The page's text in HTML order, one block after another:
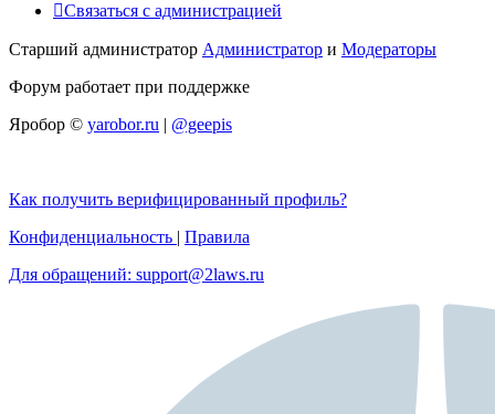
Связаться с администрацией
Старший администратор Администратор и Модераторы
Форум работает при поддержке
Яробор © yarobor.ru | @geepis
Как получить верифицированный профиль?
Конфиденциальность | Правила
Для обращений: support@2laws.ru